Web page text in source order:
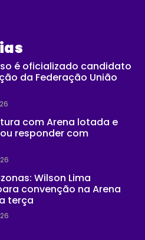
é oficializado candidato
da Federação União
com Arena lotada e
responder com
Wilson Lima
convenção na Arena
terça